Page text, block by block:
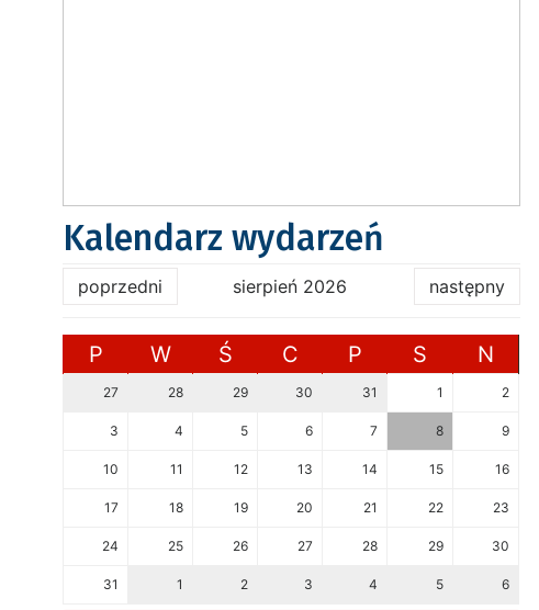
Kalendarz wydarzeń
poprzedni sierpień 2026 następny
P W Ś C P S N
27 28 29 30 31 1 2
3 4 5 6 7 8 9
10 11 12 13 14 15 16
17 18 19 20 21 22 23
24 25 26 27 28 29 30
31 1 2 3 4 5 6